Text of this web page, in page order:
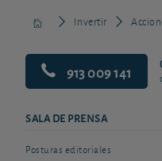
Invertir
913 009 141
SALA DE PRENSA
Posturas editoriales